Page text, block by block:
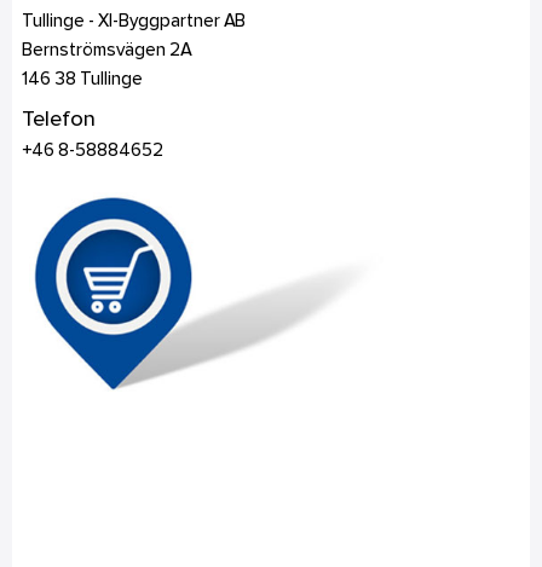
Tullinge - Xl-Byggpartner AB
Bernströmsvägen 2A
146 38
Tullinge
Telefon
+46 8-58884652